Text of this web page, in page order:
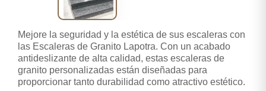
Mejore la seguridad y la estética de sus escaleras con
las Escaleras de Granito Lapotra. Con un acabado
antideslizante de alta calidad, estas escaleras de
granito personalizadas están diseñadas para
proporcionar tanto durabilidad como atractivo estético.